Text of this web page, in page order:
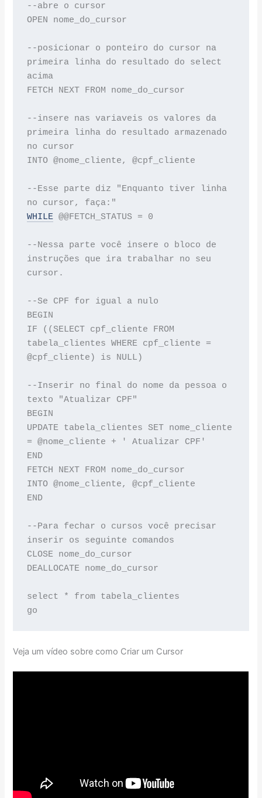
--abre o cursor
OPEN nome_do_cursor
--posicionar o ponteiro do cursor na
primeira linha do resultado do select
acima
FETCH NEXT FROM nome_do_cursor
--insere nas variaveis os valores da
primeira linha do resultado armazenado
no cursor
INTO @nome_cliente, @cpf_cliente
--Esse parte diz "Enquanto tiver linha
WHILE @@FETCH_STATUS = 0
--Nessa parte você insere o bloco de
instruções que ira trabalhar no seu
cursor.
--Se CPF for igual a nulo
BEGIN
IF ((SELECT cpf_cliente FROM
tabela_clientes WHERE cpf_cliente =
@cpf_cliente) is NULL)
--Inserir no final do nome da pessoa o
texto "Atualizar CPF"
BEGIN
UPDATE tabela_clientes SET nome_cliente
= @nome_cliente + ' Atualizar CPF'
END
FETCH NEXT FROM nome_do_cursor
INTO @nome_cliente, @cpf_cliente
END
--Para fechar o cursos você precisar
inserir os seguinte comandos
CLOSE nome_do_cursor
DEALLOCATE nome_do_cursor
select * from tabela_clientes
go
Veja um vídeo sobre como Criar um Cursor